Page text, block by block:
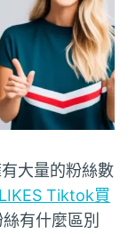
大量的粉絲數
Tiktok買
有什麼區別